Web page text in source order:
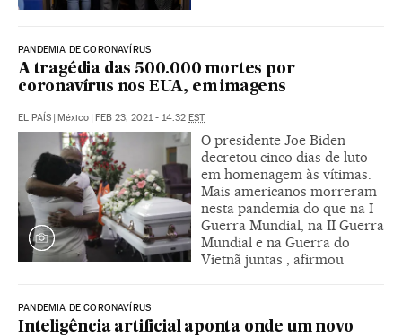
PANDEMIA DE CORONAVÍRUS
A tragédia das 500.000 mortes por
coronavírus nos EUA, em imagens
EL PAÍS | México | FEB 23, 2021 - 14:32 EST
O presidente Joe Biden
decretou cinco dias de luto
em homenagem às vítimas.
Mais americanos morreram
nesta pandemia do que na I
Guerra Mundial, na II Guerra
Mundial e na Guerra do
Vietnã juntas , afirmou
PANDEMIA DE CORONAVÍRUS
Inteligência artificial aponta onde um novo